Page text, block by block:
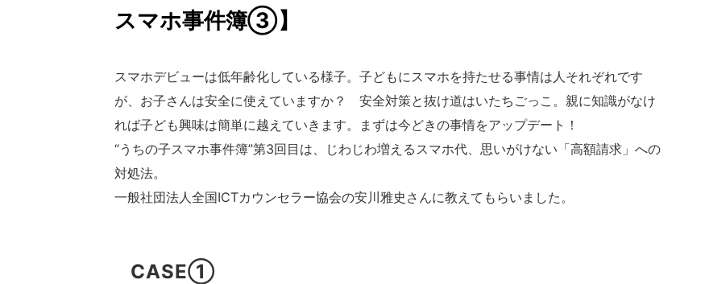
スマホ事件簿③】
スマホデビューは低年齢化している様子。子どもにスマホを持たせる事情は人それぞれです
が、お子さんは安全に使えていますか？ 安全対策と抜け道はいたちごっこ。親に知識がなけ
れば子ども興味は簡単に越えていきます。まずは今どきの事情をアップデート！
“うちの子スマホ事件簿”第3回目は、じわじわ増えるスマホ代、思いがけない「高額請求」への
対処法。
一般社団法人全国ICTカウンセラー協会の安川雅史 さんに教えてもらいました。
CASE①